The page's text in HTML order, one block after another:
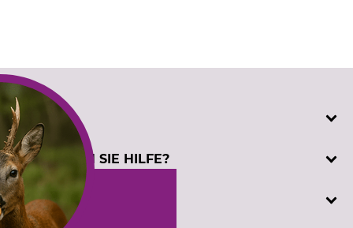
SERVICE
Katalogbestellung
Kontakt
Kundenregistrierung
Prüfzeichen
BENÖTIGEN SIE HILFE?
Telefonische Unterstützung und Beratung unter:
+49 (0) 5194 / 970 0
INFORMATIONEN